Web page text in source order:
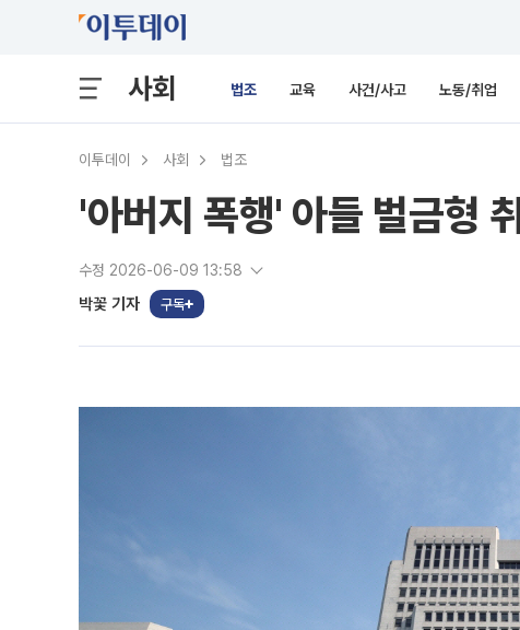
사회 법조 교육 사건/사고 노동/취업
이투데이 사회 법조
'아버지 폭행' 아들 벌금형
수정 2026-06-09 13:58
박꽃 기자 구독